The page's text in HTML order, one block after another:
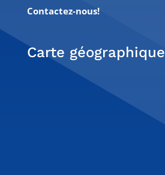
Contactez-nous!
Carte géographique